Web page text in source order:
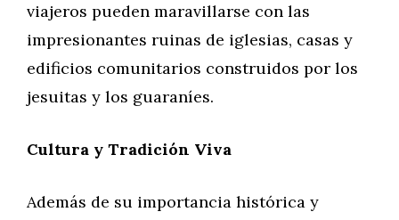
viajeros pueden maravillarse con las
impresionantes ruinas de iglesias, casas y
edificios comunitarios construidos por los
jesuitas y los guaraníes.
Cultura y Tradición Viva
Además de su importancia histórica y